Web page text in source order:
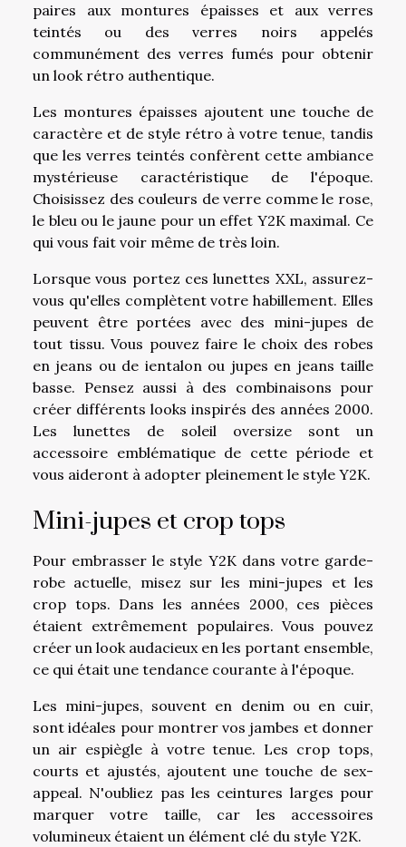
paires aux montures épaisses et aux verres
teintés ou des verres noirs appelés
communément des verres fumés pour obtenir
un look rétro authentique.
Les montures épaisses ajoutent une touche de
caractère et de style rétro à votre tenue, tandis
que les verres teintés confèrent cette ambiance
mystérieuse caractéristique de l'époque.
Choisissez des couleurs de verre comme le rose,
le bleu ou le jaune pour un effet Y2K maximal. Ce
qui vous fait voir même de très loin.
Lorsque vous portez ces lunettes XXL, assurez-
vous qu'elles complètent votre habillement. Elles
peuvent être portées avec des mini-jupes de
tout tissu. Vous pouvez faire le choix des robes
en jeans ou de ientalon ou jupes en jeans taille
basse. Pensez aussi à des combinaisons pour
créer différents looks inspirés des années 2000.
Les lunettes de soleil oversize sont un
accessoire emblématique de cette période et
vous aideront à adopter pleinement le style Y2K.
Mini-jupes et crop tops
Pour embrasser le style Y2K dans votre garde-
robe actuelle, misez sur les mini-jupes et les
crop tops. Dans les années 2000, ces pièces
étaient extrêmement populaires. Vous pouvez
créer un look audacieux en les portant ensemble,
ce qui était une tendance courante à l'époque.
Les mini-jupes, souvent en denim ou en cuir,
sont idéales pour montrer vos jambes et donner
un air espiègle à votre tenue. Les crop tops,
courts et ajustés, ajoutent une touche de sex-
appeal. N'oubliez pas les ceintures larges pour
marquer votre taille, car les accessoires
volumineux étaient un élément clé du style Y2K.